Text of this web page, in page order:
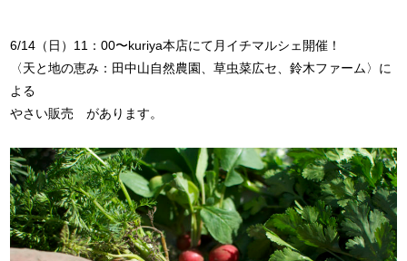
6/14（日）11：00〜kuriya本店にて月イチマルシェ開催！
〈天と地の恵み：田中山自然農園、草虫菜広セ、鈴木ファーム〉に
よる
やさい販売 があります。